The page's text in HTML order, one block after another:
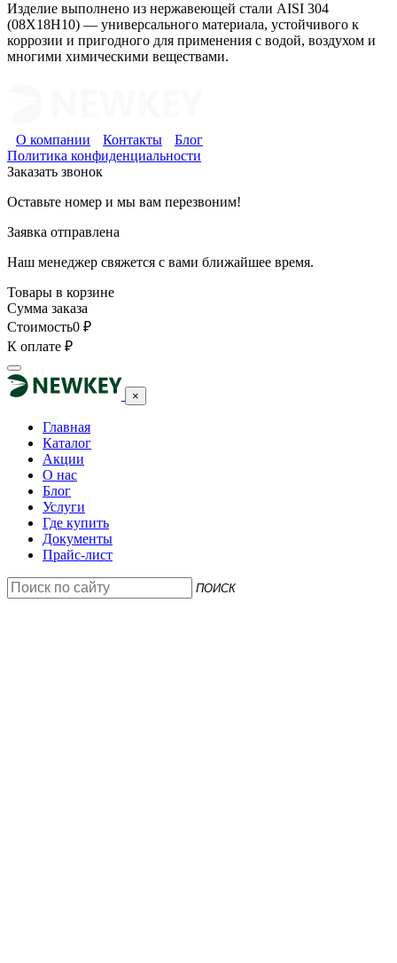
Изделие выполнено из нержавеющей стали AISI 304
(08Х18Н10) — универсального материала, устойчивого к
коррозии и пригодного для применения с водой, воздухом и
многими химическими веществами.
О компании Контакты
Блог
Политика конфиденциальности
Заказать звонок
Оставьте номер и мы вам перезвоним!
Заявка отправлена
Наш менеджер свяжется с вами ближайшее время.
Товары в корзине
Сумма заказа
Стоимость0 ₽
К оплате ₽
×
Главная
Каталог
Акции
О нас
Блог
Услуги
Где купить
Документы
Прайс-лист
ПОИСК